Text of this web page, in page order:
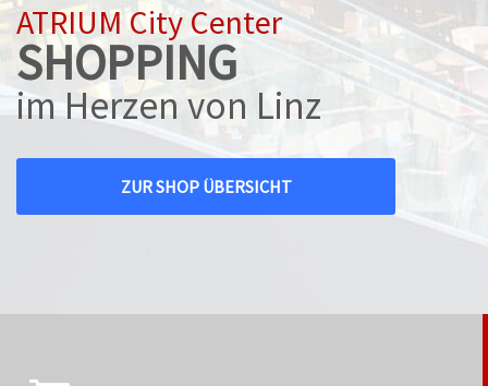
ATRIUM City Center
SHOPPING
im Herzen von Linz
ZUR SHOP ÜBERSICHT